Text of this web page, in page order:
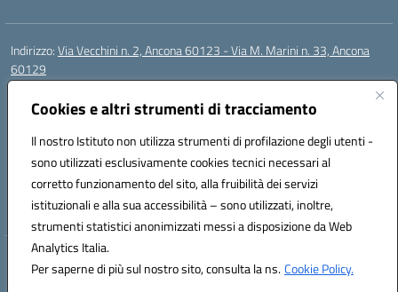
Cookies e altri strumenti di tracciamento
Il nostro Istituto non utilizza strumenti di profilazione degli utenti -
sono utilizzati esclusivamente cookies tecnici necessari al
corretto funzionamento del sito, alla fruibilità dei servizi
istituzionali e alla sua accessibilità – sono utilizzati, inoltre,
strumenti statistici anonimizzati messi a disposizione da Web
Analytics Italia.
Per saperne di più sul nostro sito, consulta la ns.Cookie Policy.
Indirizzo:Via Vecchini n. 2, Ancona 60123 - Via M. Marini n. 33, Ancona
60129
Centralino:
Posta elettronica certificata (PEC):anis01200g@pec.istruzione.it
Codice fiscale: 93122280428
Codice meccanografico:ANIS01200G
Codice Indice delle Pubbliche Amministrazioni (IPA): istsc_ANIS01200G
Codice unico di fatturazione (CUF): UF434M
Hosting & Powered by 3D Solution S.r.l.
Concept & Design by Designers Italia